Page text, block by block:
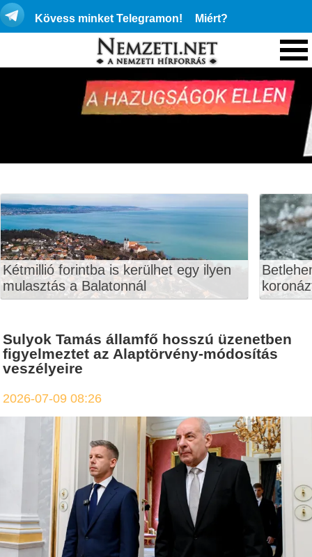
Kövess minket Telegramon! Miért?
Kétmillió forintba is kerülhet egy ilyen
mulasztás a Balatonnál
Sulyok Tamás államfő hosszú üzenetben
figyelmeztet az Alaptörvény-módosítás
veszélyeire
2026-07-09 08:26